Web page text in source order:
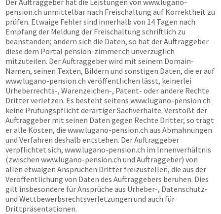
Der Auftraggeber hat die Leistungen von www.lugano-
pension.ch unmittelbar nach Freischaltung auf Korrektheit zu
prüfen. Etwaige Fehler sind innerhalb von 14 Tagen nach
Empfang der Meldung der Freischaltung schriftlich zu
beanstanden; ändern sich die Daten, so hat der Auftraggeber
diese dem Portal pension-zimmer.ch unverzüglich
mitzuteilen. Der Auftraggeber wird mit seinem Domain-
Namen, seinen Texten, Bildern und sonstigen Daten, die er auf
www.lugano-pension.ch veröffentlichen lässt, keinerlei
Urheberrechts-, Warenzeichen-, Patent- oder andere Rechte
Dritter verletzen. Es besteht seitens www.lugano-pension.ch
keine Prüfungspflicht derartiger Sachverhalte. Verstößt der
Auftraggeber mit seinen Daten gegen Rechte Dritter, so trägt
er alle Kosten, die www.lugano-pension.ch aus Abmahnungen
und Verfahren deshalb entstehen. Der Auftraggeber
verpflichtet sich, www.lugano-pension.ch im Innenverhältnis
(zwischen www.lugano-pension.ch und Auftraggeber) von
allen etwaigen Ansprüchen Dritter freizustellen, die aus der
Veröffentlichung von Daten des Auftraggebers beruhen. Dies
gilt insbesondere für Ansprüche aus Urheber-, Datenschutz-
und Wettbewerbsrechtsverletzungen und auch für
Drittpräsentationen.